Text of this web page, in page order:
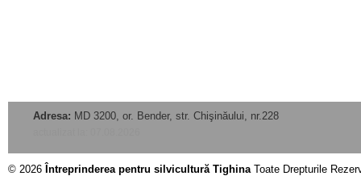
Adresa: MD 3200, or. Bender, str. Chişinăului, nr.228
© 2026 Întreprinderea pentru silvicultură TighinaToate Drepturile